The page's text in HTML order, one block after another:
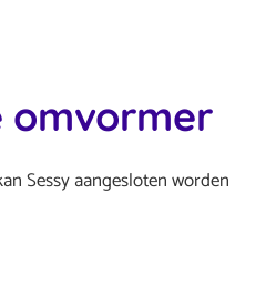
omvormer
Sessy aangesloten worden